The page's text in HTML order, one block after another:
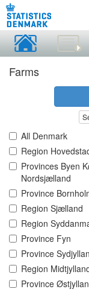
Farms
All Denmark
Region
Provinces Byen
Nordsjælland
Province
Region Sjælland
Region
Province Fyn
Province
Region
Province